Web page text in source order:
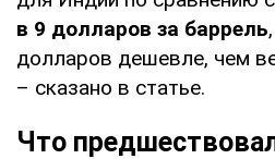
в 9 долларов за баррель
долларов дешевле, чем
– сказано в статье.
Что